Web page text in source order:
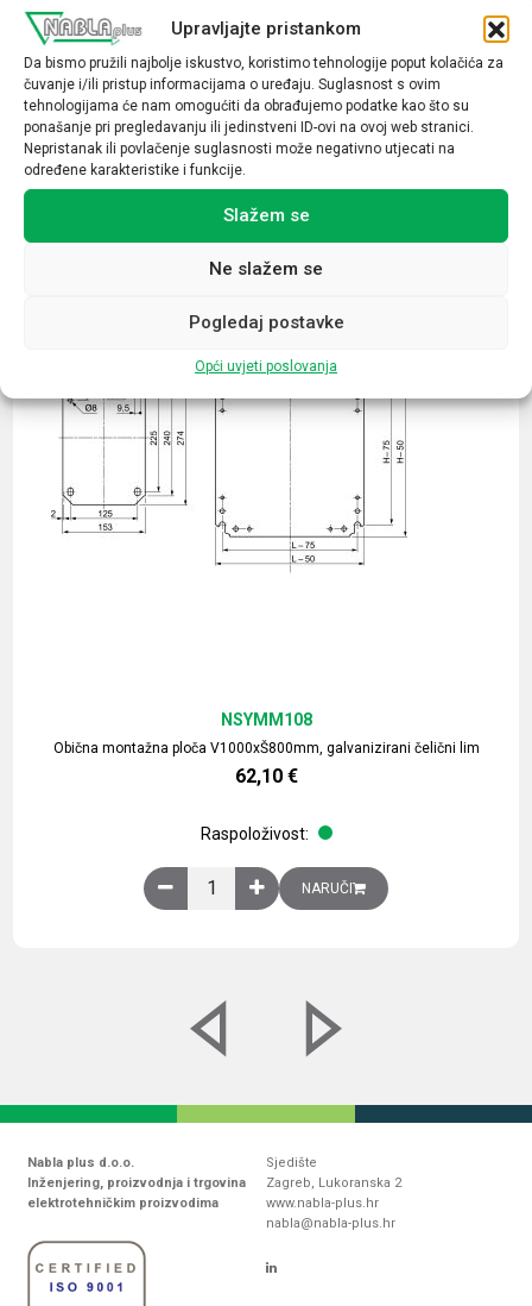
Upravljajte pristankom
Da bismo pružili najbolje iskustvo, koristimo tehnologije poput kolačića za
čuvanje i/ili pristup informacijama o uređaju. Suglasnost s ovim
tehnologijama će nam omogućiti da obrađujemo podatke kao što su
ponašanje pri pregledavanju ili jedinstveni ID-ovi na ovoj web stranici.
Nepristanak ili povlačenje suglasnosti može negativno utjecati na
određene karakteristike i funkcije.
Slažem se
Ne slažem se
Pogledaj postavke
Opći uvjeti poslovanja
Tip uređaja
Utičnica
Povezani proizvodi
Obična montažna ploča V1000xŠ800mm, galvanizirani čelični lim
NSYMM108
62,10 €
Raspoloživost:
Obična montažna ploča V1000xŠ800mm,
NARUČI
Nabla plus d.o.o.
Inženjering, proizvodnja i trgovina
elektrotehničkim proizvodima
Sjedište
Zagreb, Lukoranska 2
www.nabla-plus.hr
nabla@nabla-plus.hr